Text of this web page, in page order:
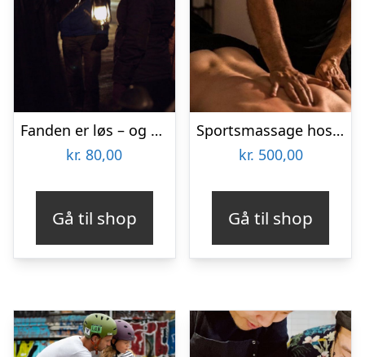
Fanden er løs – og andre spektakulære fortællnger med Ghosttour
kr. 80,00
Gå til shop
Sportsmassage hos Ermans Massage
kr. 500,00
Gå til shop